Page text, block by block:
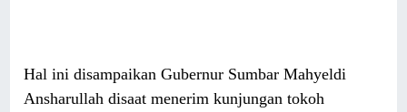
Hal ini disampaikan Gubernur Sumbar Mahyeldi
Ansharullah disaat menerim kunjungan tokoh